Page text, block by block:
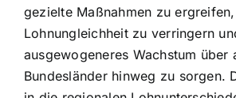
gezielte Maßnahmen zu
Lohnungleichheit zu verringern
ausgewogeneres Wachstum über
Bundesländer hinweg zu sorgen.